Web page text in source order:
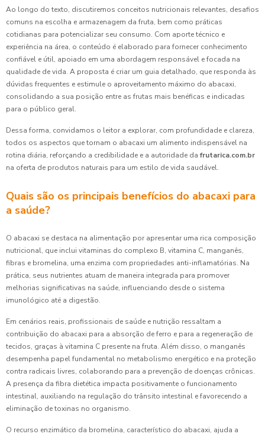
Ao longo do texto, discutiremos conceitos nutricionais relevantes, desafios
comuns na escolha e armazenagem da fruta, bem como práticas
cotidianas para potencializar seu consumo. Com aporte técnico e
experiência na área, o conteúdo é elaborado para fornecer conhecimento
confiável e útil, apoiado em uma abordagem responsável e focada na
qualidade de vida. A proposta é criar um guia detalhado, que responda às
dúvidas frequentes e estimule o aproveitamento máximo do abacaxi,
consolidando a sua posição entre as frutas mais benéficas e indicadas
para o público geral.
Dessa forma, convidamos o leitor a explorar, com profundidade e clareza,
todos os aspectos que tornam o abacaxi um alimento indispensável na
rotina diária, reforçando a credibilidade e a autoridade da frutarica.com.br
na oferta de produtos naturais para um estilo de vida saudável.
Quais são os principais benefícios do abacaxi para
a saúde?
O abacaxi se destaca na alimentação por apresentar uma rica composição
nutricional, que inclui vitaminas do complexo B, vitamina C, manganês,
fibras e bromelina, uma enzima com propriedades anti-inflamatórias. Na
prática, seus nutrientes atuam de maneira integrada para promover
melhorias significativas na saúde, influenciando desde o sistema
imunológico até a digestão.
Em cenários reais, profissionais de saúde e nutrição ressaltam a
contribuição do abacaxi para a absorção de ferro e para a regeneração de
tecidos, graças à vitamina C presente na fruta. Além disso, o manganês
desempenha papel fundamental no metabolismo energético e na proteção
contra radicais livres, colaborando para a prevenção de doenças crônicas.
A presença da fibra dietética impacta positivamente o funcionamento
intestinal, auxiliando na regulação do trânsito intestinal e favorecendo a
eliminação de toxinas no organismo.
O recurso enzimático da bromelina, característico do abacaxi, ajuda a